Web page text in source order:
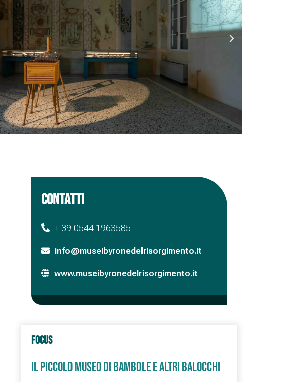
CONTATTI
+ 39 0544 1963585
info@museibyronedelrisorgimento.it
www.museibyronedelrisorgimento.it
FOCUS
IL PICCOLO MUSEO DI BAMBOLE E ALTRI BALOCCHI